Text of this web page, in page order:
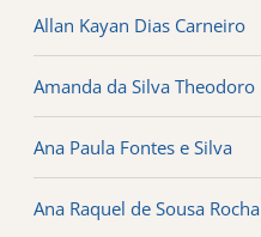
Allan Kayan Dias Carneiro
Amanda da Silva Theodoro
Ana Paula Fontes e Silva
Ana Raquel de Sousa Rocha